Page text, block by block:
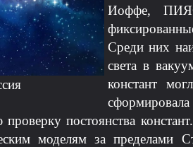
Иоффе,
Среди них
света в
констант
проверку постоянства
моделям за пределами